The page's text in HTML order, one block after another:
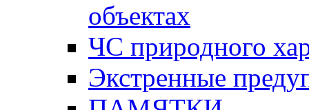
объектах
ЧС природного
Экстренные